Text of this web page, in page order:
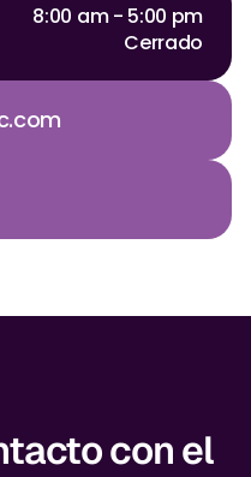
8:00 am - 5:00 pm
Cerrado
con el